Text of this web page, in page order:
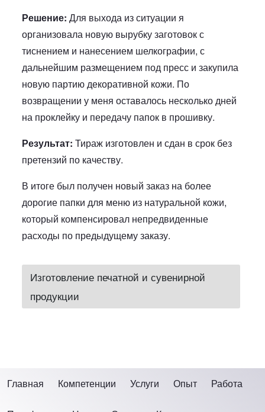
Решение: Для выхода из ситуации я
организовала новую вырубку заготовок с
тиснением и нанесением шелкографии, с
дальнейшим размещением под пресс и закупила
новую партию декоративной кожи. По
возвращении у меня оставалось несколько дней
на проклейку и передачу папок в прошивку.
Результат: Тираж изготовлен и сдан в срок без
претензий по качеству.
В итоге был получен новый заказ на более
дорогие папки для меню из натуральной кожи,
который компенсировал непредвиденные
расходы по предыдущему заказу.
Изготовление печатной и сувенирной
продукции
Нижнее меню
Главная Компетенции Услуги Опыт Работа